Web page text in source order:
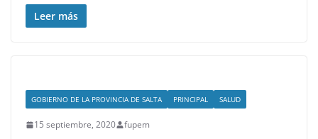
Leer más
GOBIERNO DE LA PROVINCIA DE SALTA PRINCIPAL SALUD
15 septiembre, 2020 fupem